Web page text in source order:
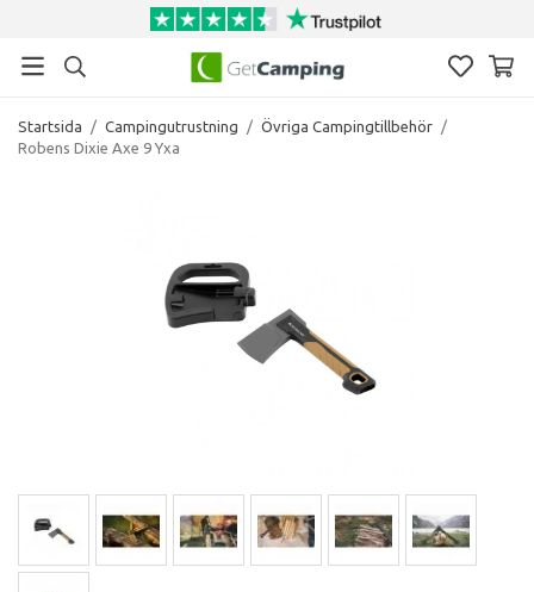
Startsida / Campingutrustning / Övriga Campingtillbehör /
Robens Dixie Axe 9 Yxa